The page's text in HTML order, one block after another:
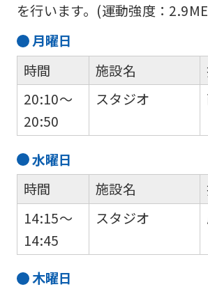
を行います。(運動強度：
月曜日
時間
20:10～
20:50
施設名
スタジオ
水曜日
時間
14:15～
14:45
施設名
スタジオ
木曜日